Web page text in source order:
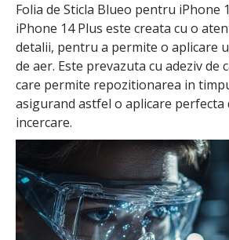
Folia de Sticla Blueo pentru iPhone
iPhone 14 Plus este creata cu o
detalii, pentru a permite o aplicare
de aer. Este prevazuta cu adeziv de
care permite repozitionarea in
asigurand astfel o aplicare perfecta
incercare.